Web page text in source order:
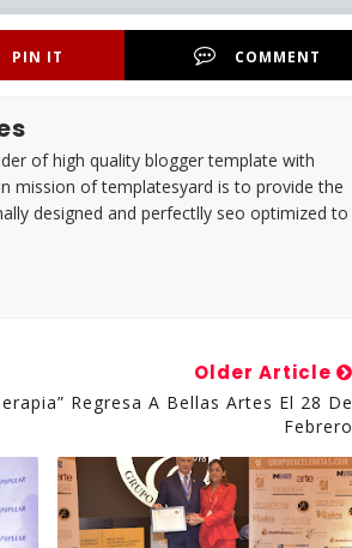
PIN IT COMMENT
of high quality blogger template with
mission of templatesyard is to provide the
designed and perfectlly seo optimized to
Older Article
Regresa A Bellas Artes El 28 De
Febrero